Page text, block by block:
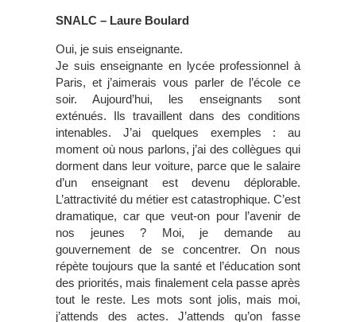
SNALC – Laure Boulard
Oui, je suis enseignante.
Je suis enseignante en lycée professionnel à
Paris, et j’aimerais vous parler de l’école ce
soir. Aujourd’hui, les enseignants sont
exténués. Ils travaillent dans des conditions
intenables. J’ai quelques exemples : au
moment où nous parlons, j’ai des collègues qui
dorment dans leur voiture, parce que le salaire
d’un enseignant est devenu déplorable.
L’attractivité du métier est catastrophique. C’est
dramatique, car que veut-on pour l’avenir de
nos jeunes ? Moi, je demande au
gouvernement de se concentrer. On nous
répète toujours que la santé et l’éducation sont
des priorités, mais finalement cela passe après
tout le reste. Les mots sont jolis, mais moi,
j’attends des actes. J’attends qu’on fasse